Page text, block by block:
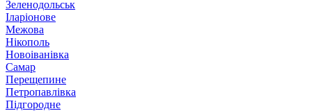
Зеленодольськ
Іларіонове
Межова
Нікополь
Новоіванівка
Самар
Перещепине
Петропавлівка
Підгородне